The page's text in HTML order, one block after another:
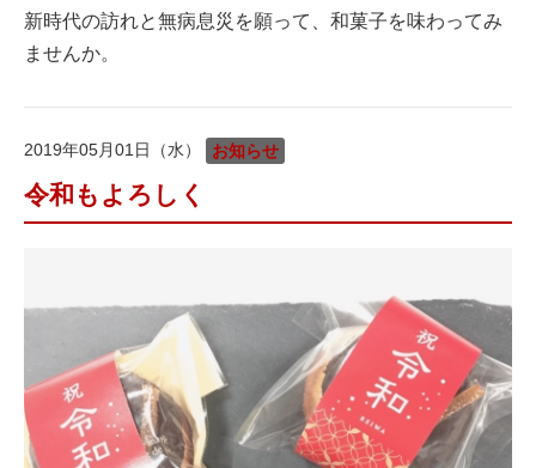
新時代の訪れと無病息災を願って、和菓子を味わってみ
ませんか。
2019年05月01日（水） お知らせ
令和もよろしく